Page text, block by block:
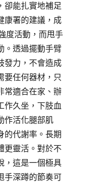
卻能扎實地補足
康署的建議，成
度活動，而甩手
。透過擺動手臂
發力，不會造成
要任何器材，只
常適合在家、辦
作久坐，下肢血
作活化腿部肌
的代謝率。長期
更靈活。對於不
，這是一個極具
手深蹲的節奏可